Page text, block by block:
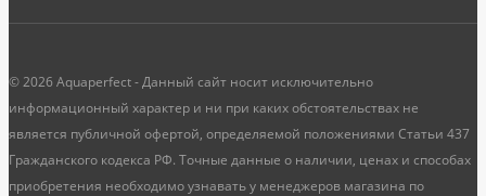
© 2026 Aquaperfect - Данный сайт носит исключительно
информационный характер и ни при каких обстоятельствах не
является публичной офертой, определяемой положениями Статьи 437
Гражданского кодекса РФ. Точные данные о наличии, ценах и способах
приобретения необходимо узнавать у менеджеров магазина по